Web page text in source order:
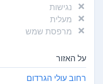
נגישות
מעלית
מרפסת שמש
על האזור
רחוב עולי הגרדום